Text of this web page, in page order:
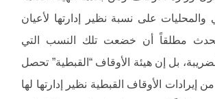
والمحليات على نسبة نظير إدارتها لأعيان
يحدث مطلقاً أن خضعت تلك النسب التي
بل إن هيئة الأوقاف “القبطية” تحصل
إيرادات الأوقاف القبطية نظير إدارتها لها